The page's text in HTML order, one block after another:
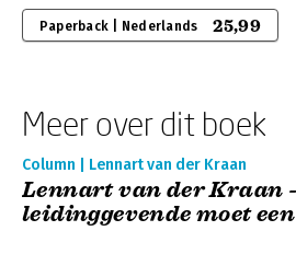
Paperback | Nederlands 25,99
Meer over dit boek
Column | Lennart van der Kraan
Lennart van der Kraan
leidinggevende moet